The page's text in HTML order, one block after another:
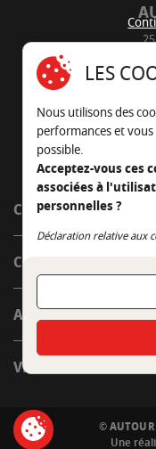
CÔTÉ OUTDOOR
CÔTÉ INDOOR
AUTOUR DE LA
VENIR EN BOUTIQUE
© AUTOUR
Une
LES
Nous utilisons des
performances et
possible.
Acceptez-vous ces
associées à
personnelles ?
Déclaration relative aux